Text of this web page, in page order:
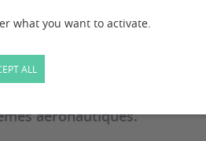
what you want to activate.
ALL
formation et d’innovation
aéronautiques.